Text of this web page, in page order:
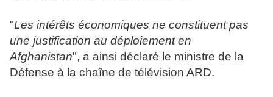
"Les intérêts économiques ne constituent pas
une justification au déploiement en
Afghanistan", a ainsi déclaré le ministre de la
Défense à la chaîne de télévision ARD.